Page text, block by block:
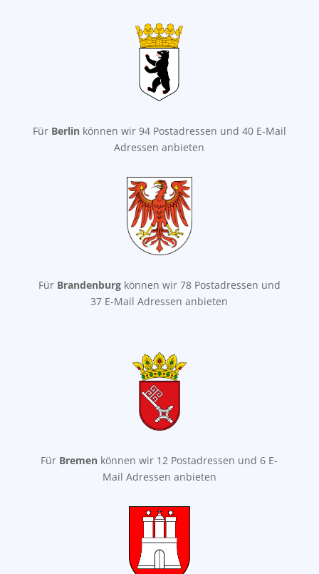
Für Berlinkönnen wir 94 Postadressen und 40 E-Mail
Adressen anbieten
Für Brandenburgkönnen wir 78 Postadressen und
37 E-Mail Adressen anbieten
Für Bremen können wir 12 Postadressen und 6 E-
Mail Adressen anbieten